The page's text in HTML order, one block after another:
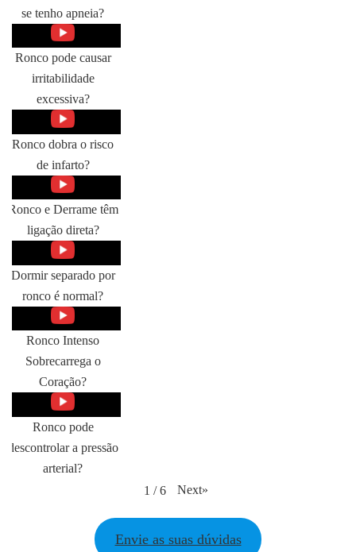
se tenho apneia?
Ronco pode causar
irritabilidade
excessiva?
Ronco dobra o risco
de infarto?
Ronco e Derrame têm
ligação direta?
Dormir separado por
ronco é normal?
Ronco Intenso
Sobrecarrega o
Coração?
Ronco pode
descontrolar a pressão
arterial?
1 / 6 Next»
Envie as suas dúvidas